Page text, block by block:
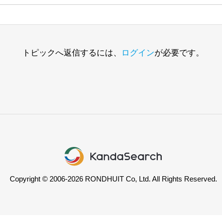
トピックへ返信するには、 ログインが必要です。
Copyright © 2006-2026 RONDHUIT Co, Ltd. All Rights Reserved.